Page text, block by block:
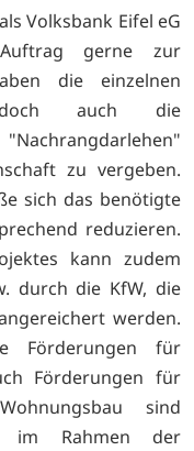
Volksbank Eifel eG
gerne zur
die einzelnen
jedoch auch die
zu vergeben.
sich das benötigte
reduzieren.
kann zudem
durch die KfW, die
werden.
Förderungen für
Förderungen für
sind
im Rahmen der